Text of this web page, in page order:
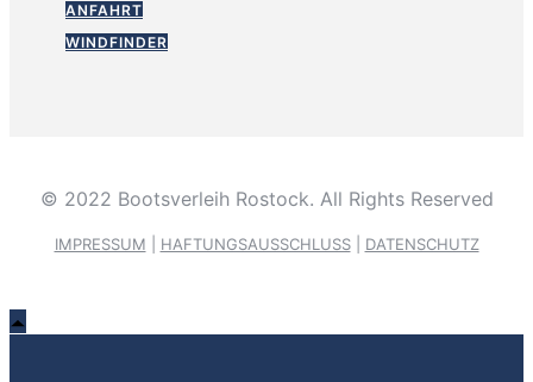
ANFAHRT
WINDFINDER
© 2022 Bootsverleih Rostock. All Rights Reserved
IMPRESSUM HAFTUNGSAUSSCHLUSS| DATENSCHUTZ